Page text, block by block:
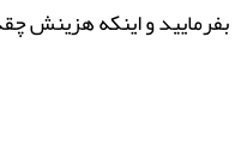
بفرمایید و اینکه هزینش